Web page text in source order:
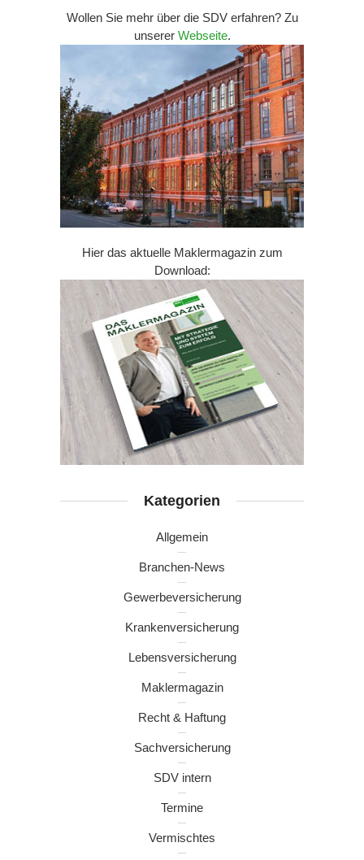
Wollen Sie mehr über die SDV erfahren? Zu
unserer Webseite.
Hier das aktuelle Maklermagazin zum
Download:
Kategorien
Allgemein
Branchen-News
Gewerbeversicherung
Krankenversicherung
Lebensversicherung
Maklermagazin
Recht & Haftung
Sachversicherung
SDV intern
Termine
Vermischtes